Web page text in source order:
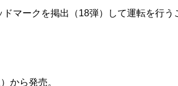
ドマークを掲出（18弾）して運転を行う
から発売。